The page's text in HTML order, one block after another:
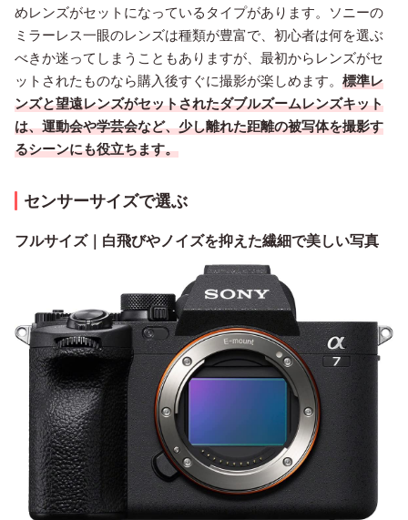
めレンズがセットになっているタイプがあります。ソニーの
ミラーレス一眼のレンズは種類が豊富で、初心者は何を選ぶ
べきか迷ってしまうこともありますが、最初からレンズがセ
ットされたものなら購入後すぐに撮影が楽しめます。 標準レ
ンズと望遠レンズがセットされたダブルズームレンズキット
は、運動会や学芸会など、少し離れた距離の被写体を撮影す
るシーンにも役立ちます。
センサーサイズで選ぶ
フルサイズ｜白飛びやノイズを抑えた繊細で美しい写真